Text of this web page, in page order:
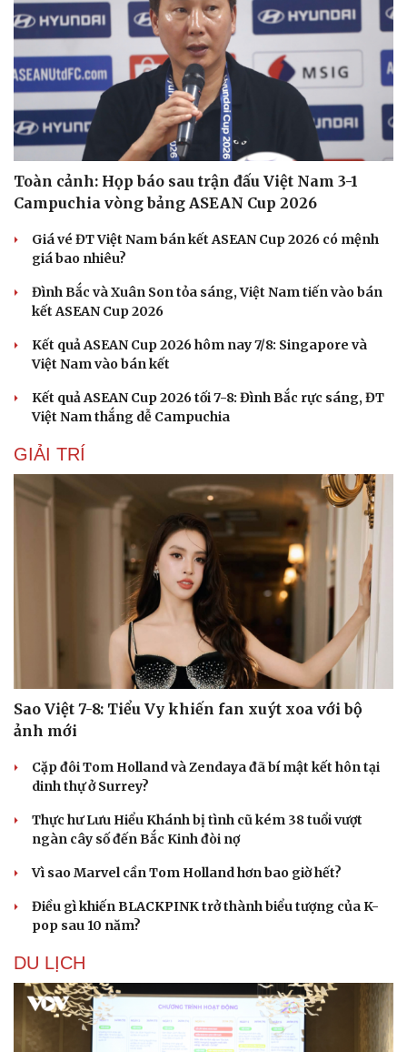
Cây thuốc
Sản phụ khoa
Nam khoa
Làm đẹp - giảm cân
Phòng mạch online
Ăn sạch sống khỏe
Blog
Tình yêu - Gia đình
Toàn cảnh: Họp báo sau trận đấu Việt Nam 3-1
Campuchia vòng bảng ASEAN Cup 2026
Giá vé ĐT Việt Nam bán kết ASEAN Cup 2026 có mệnh
giá bao nhiêu?
Đình Bắc và Xuân Son tỏa sáng, Việt Nam tiến vào bán
kết ASEAN Cup 2026
Kết quả ASEAN Cup 2026 hôm nay 7/8: Singapore và
Việt Nam vào bán kết
Kết quả ASEAN Cup 2026 tối 7-8: Đình Bắc rực sáng, ĐT
Việt Nam thắng dễ Campuchia
GIẢI TRÍ
Sao Việt 7-8: Tiểu Vy khiến fan xuýt xoa với bộ
ảnh mới
Cặp đôi Tom Holland và Zendaya đã bí mật kết hôn tại
dinh thự ở Surrey?
Thực hư Lưu Hiểu Khánh bị tình cũ kém 38 tuổi vượt
ngàn cây số đến Bắc Kinh đòi nợ
Vì sao Marvel cần Tom Holland hơn bao giờ hết?
Điều gì khiến BLACKPINK trở thành biểu tượng của K-
pop sau 10 năm?
DU LỊCH